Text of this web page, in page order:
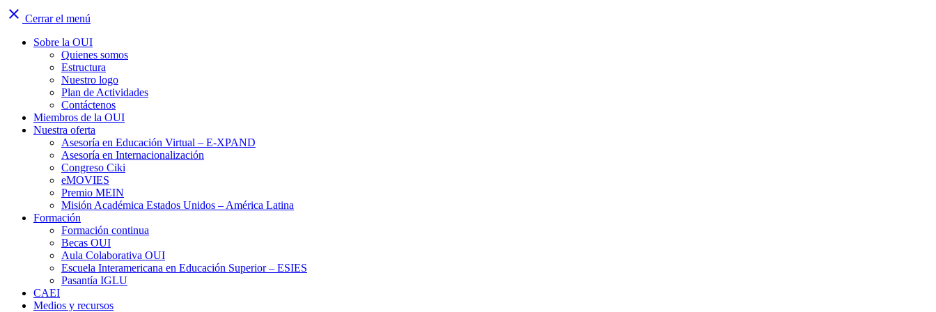
close Cerrar el menú
Sobre la OUI
Quienes somos
Estructura
Nuestro logo
Plan de Actividades
Contáctenos
Miembros de la OUI
Nuestra oferta
Asesoría en Educación Virtual – E-XPAND
Asesoría en Internacionalización
Congreso Ciki
eMOVIES
Premio MEIN
Misión Académica Estados Unidos – América Latina
Formación
Formación continua
Becas OUI
Aula Colaborativa OUI
Escuela Interamericana en Educación Superior – ESIES
Pasantía IGLU
CAEI
Medios y recursos